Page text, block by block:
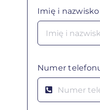
Imię i nazwisko
Numer